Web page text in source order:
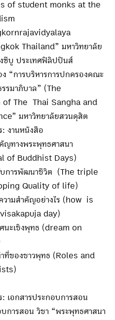
of student monks at the
Thailand” มหาวิทยาลัย
ซีบู ประเทศฟิลิปปินส์
“การบริหารการปกครองคณะ
รมาภิบาล” (The
The Thai Sangha and
มหาวิทยาลัยสวนดุสิต
าร: งานหนังสือ
ญทางพระพุทธศาสนา
of Buddhist Days)
การพัฒนาชีวิต (The triple
Quality of life)
วามสำคัญอย่างไร (how is
day)
นะเชิงพุทธ (dream on
ที่ของชาวพุทธ (Roles and
: เอกสารประกอบการสอน
การสอน วิชา “พระพุทธศาสนา